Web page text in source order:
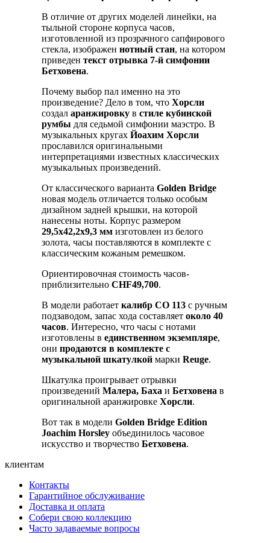
В отличие от других моделей линейки, на
тыльной стороне корпуса часов,
изготовленной из прозрачного сапфирового
стекла, изображен нотный стан, на котором
приведен текст отрывка 7-й симфонии
Бетховена.
Почему выбор пал именно на это
произведение? Дело в том, что Хорсли
создал аранжировку в стиле кубинской
румбы для седьмой симфонии маэстро. В
музыкальных кругах Йоахим Хорсли
прославился оригинальными
интерпретациями известных классических
музыкальных произведений.
От классического варианта Golden Bridge
новая модель отличается только особым
дизайном задней крышки, на которой
нанесены ноты. Корпус размером
29,5х42,2х9,3 мм изготовлен из белого
золота, часы поставляются в комплекте с
классическим кожаным ремешком.
Ориентировочная стоимость часов-
приблизительно CHF49,700.
В модели работает калибр CO 113 с ручным
подзаводом, запас хода составляет около 40
часов. Интересно, что часы с нотами
изготовлены в единственном экземпляре,
они продаются в комплекте с
музыкальной шкатулкой марки Reuge.
Шкатулка проигрывает отрывки
произведений Малера, Баха и Бетховена в
оригинальной аранжировке Хорсли.
Вот так в модели Golden Bridge Edition
Joachim Horsley объединилось часовое
искусство и творчество Бетховена.
клиентам
Контакты
Гарантийное обслуживание
Доставка и оплата
Собери свою коллекцию
Часто задаваемые вопросы